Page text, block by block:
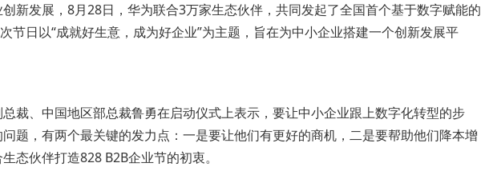
新发展，8月28日，华为联合3万家生态伙伴，共同发起了全国首个基于数字赋能的
节日以“成就好生意，成为好企业”为主题，旨在为中小企业搭建一个创新发展平
裁、中国地区部总裁鲁勇在启动仪式上表示，要让中小企业跟上数字化转型的步
题，有两个最关键的发力点：一是要让他们有更好的商机，二是要帮助他们降本增
态伙伴打造828 B2B企业节的初衷。